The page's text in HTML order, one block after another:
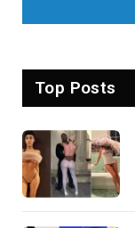
Top Posts